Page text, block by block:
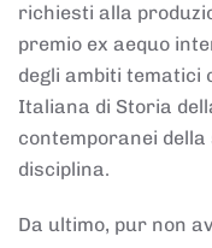
richiesti alla
premio ex aequo
degli ambiti tematici
Italiana di Storia
contemporanei
disciplina.
Da ultimo, pur non